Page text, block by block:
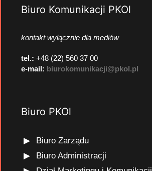
Biuro Komunikacji PKOl
kontakt wyłącznie dla mediów
tel.: +48 (22) 560 37 00
e-mail: biurokomunikacji@pkol.pl
Biuro PKOl
Biuro Zarządu
Biuro Administracji